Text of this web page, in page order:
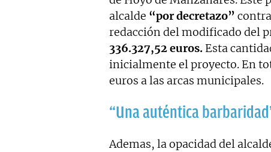
alcalde “por decretazo”
redacción del modificado del
336.327,52 euros. Esta
inicialmente el proyecto. En
euros a las arcas municipales.
“Una auténtica
Ademas, la opacidad del